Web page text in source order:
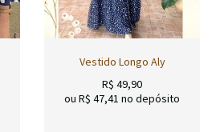
Vestido Longo Aly
R$ 49,90
ou R$ 47,41 no depósito